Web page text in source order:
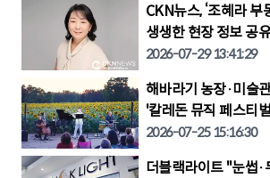
CKN뉴스, ‘조혜라
생생한 현장 정보 공
2026-07-29 13:41:29
해바라기 농장·미술
'칼레돈 뮤직 페스티
2026-07-25 15:16:30
더블랙라이트 "눈썹·